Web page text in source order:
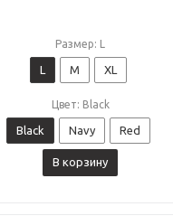
Размер: L
L M XL
Цвет: Black
Black Navy Red
В корзину